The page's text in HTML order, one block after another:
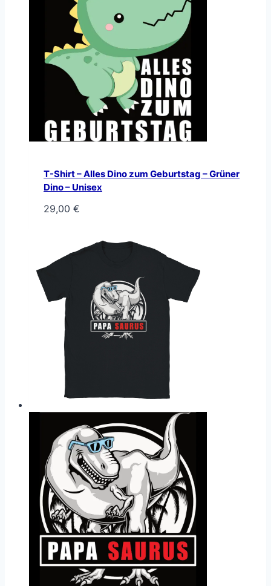
T-Shirt – Alles Dino zum Geburtstag – Grüner
Dino – Unisex
29,00 €